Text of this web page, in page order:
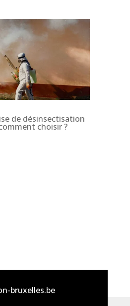
de désinsectisation
choisir ?
bruxelles.be